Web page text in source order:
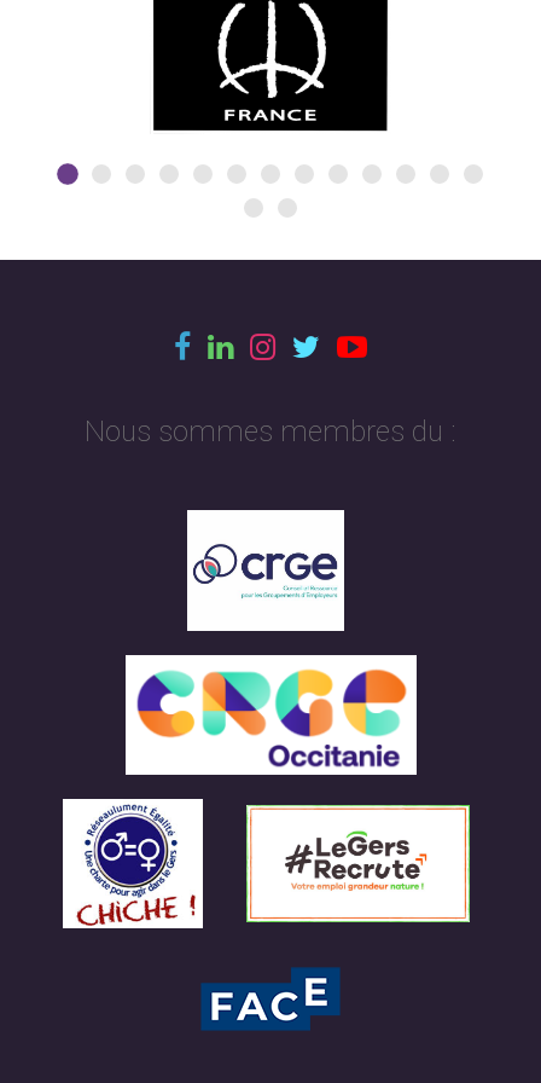
Nous sommes membres du :